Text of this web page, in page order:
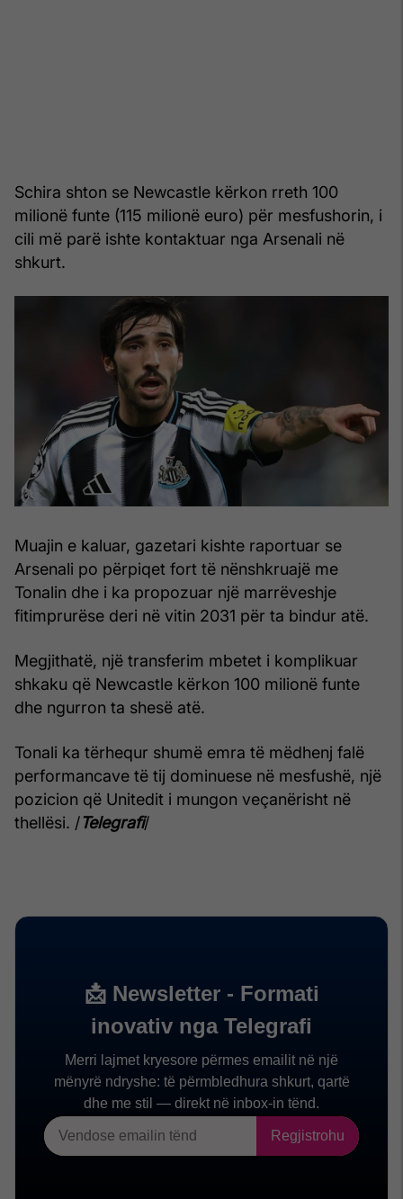
Schira shton se Newcastle kërkon rreth 100
milionë funte (115 milionë euro) për mesfushorin, i
cili më parë ishte kontaktuar nga Arsenali në
shkurt.
Muajin e kaluar, gazetari kishte raportuar se
Arsenali po përpiqet fort të nënshkruajë me
Tonalin dhe i ka propozuar një marrëveshje
fitimprurëse deri në vitin 2031 për ta bindur atë.
Megjithatë, një transferim mbetet i komplikuar
shkaku që Newcastle kërkon 100 milionë funte
dhe ngurron ta shesë atë.
Tonali ka tërhequr shumë emra të mëdhenj falë
performancave të tij dominuese në mesfushë, një
pozicion që Unitedit i mungon veçanërisht në
thellësi. /Telegrafi/